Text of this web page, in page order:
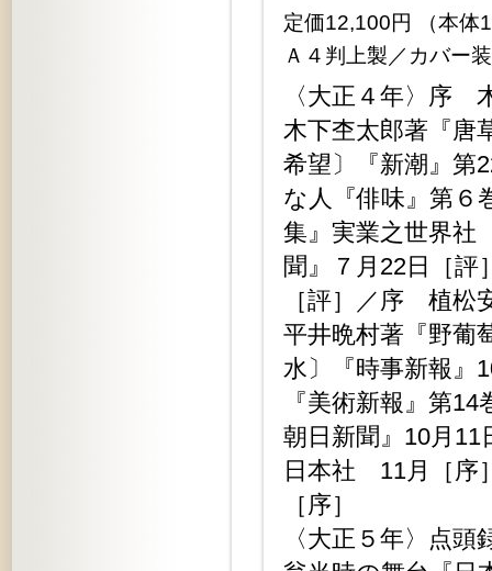
定価12,100円 （本体
Ａ４判上製／カバー
〈大正４年〉序
木下杢太郎著『唐
希望〕『新潮』
な人『俳味』第
集』実業之世界
聞』７月22日［評
［評］／序 植
平井晩村著『野
水〕『時事新報』
『美術新報』第
朝日新聞』10月
日本社 11月［序
［序］
〈大正５年〉点